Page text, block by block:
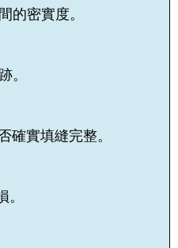
的密實度。
。
確實填縫完整。
。